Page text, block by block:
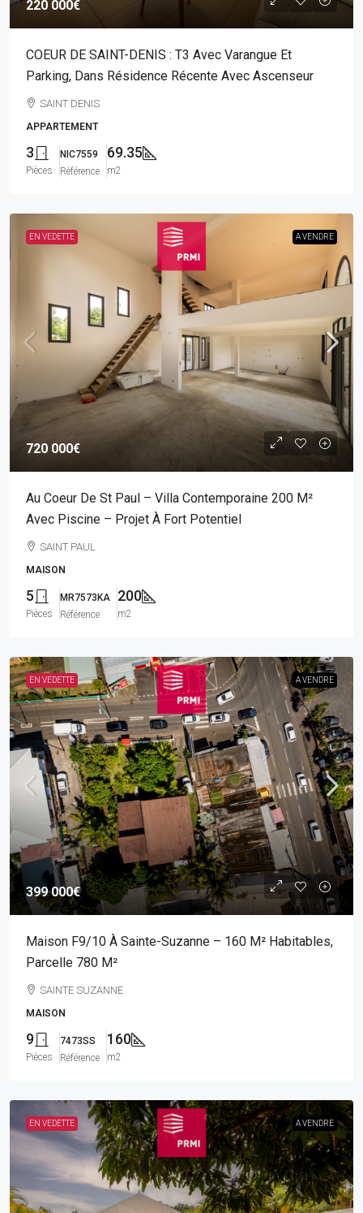
220 000€
COEUR DE SAINT-DENIS : T3 Avec Varangue Et
Parking, Dans Résidence Récente Avec Ascenseur
SAINT DENIS
APPARTEMENT
3
Pièces
NIC7559
Référence
69.35
m2
EN VEDETTE A VENDRE
720 000€
Au Coeur De St Paul – Villa Contemporaine 200 M²
Avec Piscine – Projet À Fort Potentiel
SAINT PAUL
MAISON
5
Pièces
MR7573KA
Référence
200
m2
EN VEDETTE A VENDRE
399 000€
Maison F9/10 À Sainte-Suzanne – 160 M² Habitables,
Parcelle 780 M²
SAINTE SUZANNE
MAISON
9
Pièces
7473SS
Référence
160
m2
EN VEDETTE A VENDRE